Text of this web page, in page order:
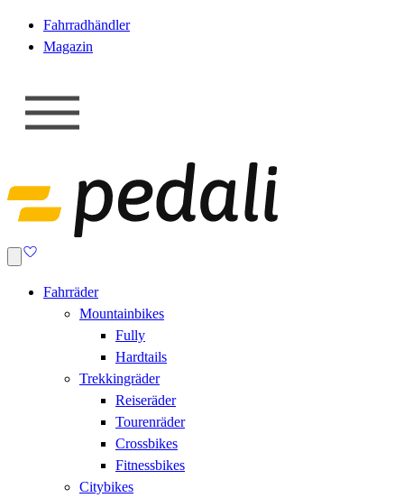
Fahrradhändler
Magazin
Fahrräder
Mountainbikes
Fully
Hardtails
Trekkingräder
Reiseräder
Tourenräder
Crossbikes
Fitnessbikes
Citybikes